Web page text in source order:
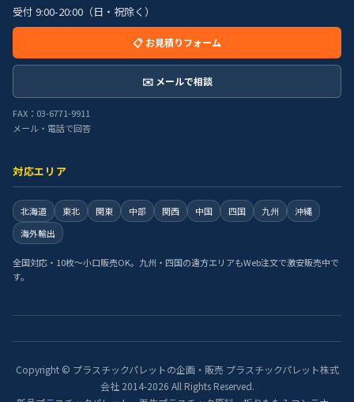
受付 9:00-20:00（日・祝除く）
📋 お見積りフォーム
✉️ メールで相談
FAX：03-6771-9911
メール・電話で回答
対応エリア
北海道 東北 関東 中部 関西 中国 四国 九州
沖縄
海外輸出
全国対応・10枚〜小口販売OK。九州・四国の遠方エリアもWeb注文で激安販売中で
す。
Copyright © プラスチックパレットの企画・販売 プラスチックパレット株式
会社 2014-2026 All Rights Reserved.